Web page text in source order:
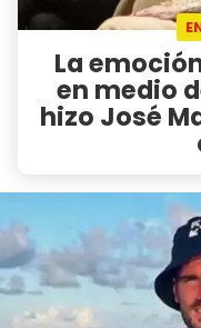
La
en medio
hizo José